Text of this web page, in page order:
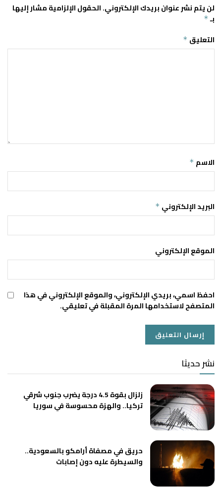
لن يتم نشر عنوان بريدك الإلكتروني.الحقول الإلزامية مشار إليها
بـ *
التعليق *
الاسم *
البريد الإلكتروني *
الموقع الإلكتروني
احفظ اسمي، بريدي الإلكتروني، والموقع الإلكتروني في هذا
المتصفح لاستخدامها المرة المقبلة في تعليقي.
نشر حديثا
زلزال بقوة 4.5 درجة يضرب جنوب شرقي
تركيا.. والهزة محسوسة في سوريا
حريق في مصفاة أرامكو بالسعودية..
والسيطرة عليه دون إصابات